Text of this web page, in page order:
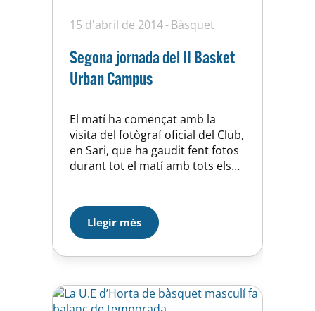
15 d'abril de 2014 Bàsquet
Segona jornada del II Basket
Urban Campus
El matí ha començat amb la
visita del fotògraf oficial del Club,
en Sari, que ha gaudit fent fotos
durant tot el matí amb tots els
seguit, han tingut lloc els
primers entrenaments de la
jornada. Una sessió on grans i
petits han après…
Llegir més